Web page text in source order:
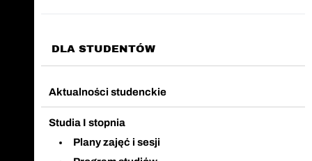
DLA STUDENTÓW
Aktualności studenckie
Studia I stopnia
Plany zajęć i sesji